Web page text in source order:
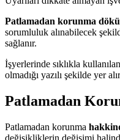
Patlamadan korunma
sorumluluk alınabilecek
sağlanır.
İşyerlerinde sıklıkla
olmadığı yazılı şekilde yer
Patlamadan
Patlamadan korunma
değişikliklerin değişimi